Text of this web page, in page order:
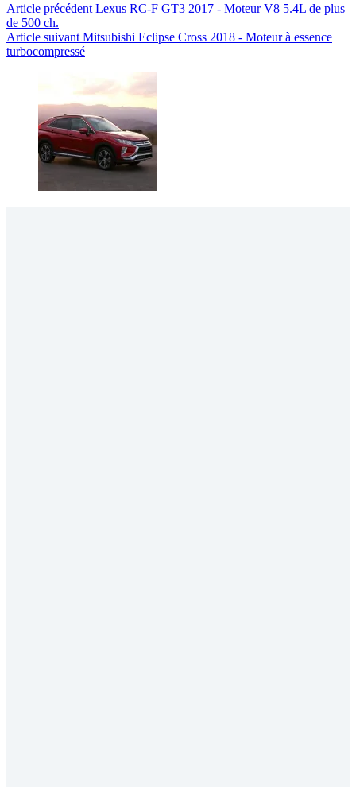
Article précédent Lexus RC-F GT3 2017 - Moteur V8 5.4L de plus
de 500 ch.
Article suivant Mitsubishi Eclipse Cross 2018 - Moteur à essence
turbocompressé